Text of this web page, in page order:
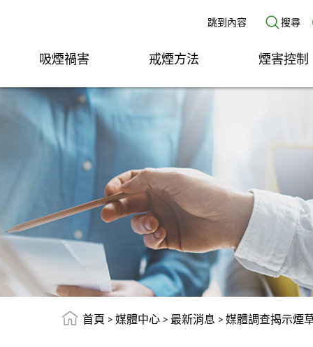
跳到內容 搜尋
吸煙禍害 戒煙方法 煙害控制
首頁 > 媒體中心 > 最新消息 > 媒體調查揭示煙